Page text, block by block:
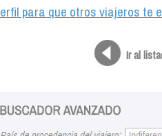
para que otros viajeros te
Ir al